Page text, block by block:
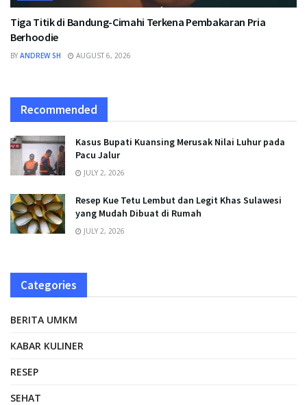
Tiga Titik di Bandung-Cimahi Terkena Pembakaran Pria
Berhoodie
BY ANDREW SH AUGUST 6, 2026
Recommended
Kasus Bupati Kuansing Merusak Nilai Luhur pada
Pacu Jalur
JULY 2, 2026
Resep Kue Tetu Lembut dan Legit Khas Sulawesi
yang Mudah Dibuat di Rumah
JULY 2, 2026
Categories
BERITA UMKM
KABAR KULINER
RESEP
SEHAT